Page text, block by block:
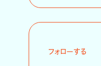
フォローする